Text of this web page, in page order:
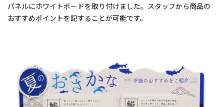
パネルにホワイトボードを取り付けました。スタッフから商品の
おすすめポイントを記することが可能です。